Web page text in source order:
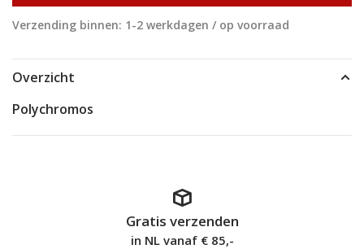
Verzending binnen: 1-2 werkdagen / op voorraad
Overzicht
Polychromos
Gratis verzenden
in NL vanaf € 85,-